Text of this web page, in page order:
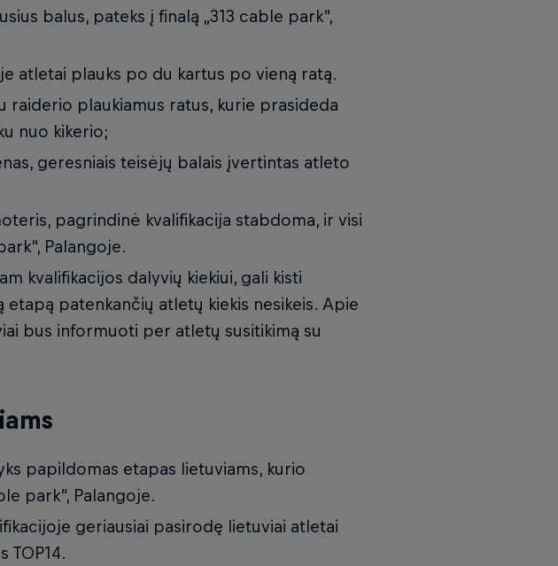
balus, pateks į finalą „313 cable park“,
atletai plauks po du kartus po vieną ratą.
raiderio plaukiamus ratus, kurie prasideda
nuo kikerio;
geresniais teisėjų balais įvertintas atleto
pagrindinė kvalifikacija stabdoma, ir visi
Palangoje.
kvalifikacijos dalyvių kiekiui, gali kisti
patenkančių atletų kiekis nesikeis. Apie
bus informuoti per atletų susitikimą su
papildomas etapas lietuviams, kurio
park“, Palangoje.
geriausiai pasirodę lietuviai atletai
TOP14.